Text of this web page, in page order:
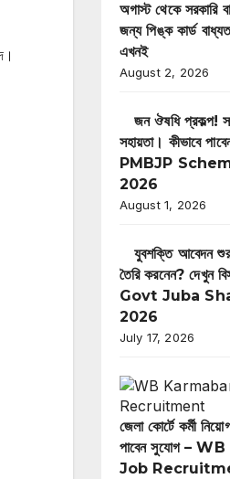
অগাস্ট থেকে সরকারি
জন্য পিঙ্ক কার্ড
এখনই
August 2, 2026
জন ঔষধি প্রকল্প!
সহায়তা। কীভাবে
PMBJP
2026
August 1, 2026
যুবশক্তি আবেদন
তৈরি করনেন? দেখুন
Govt Juba
2026
July 17, 2026
জেলা কোর্টে কর্মী
পাবেন সুযোগ –
Job